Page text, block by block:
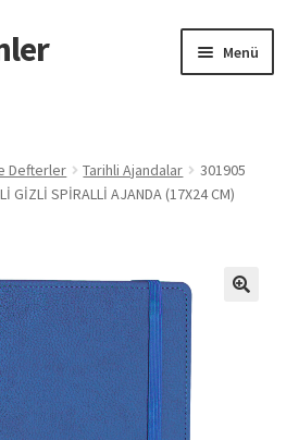
Menü
Defterler Tarihli Ajandalar
301905
GİZLİ SPİRALLİ AJANDA (17X24 CM)